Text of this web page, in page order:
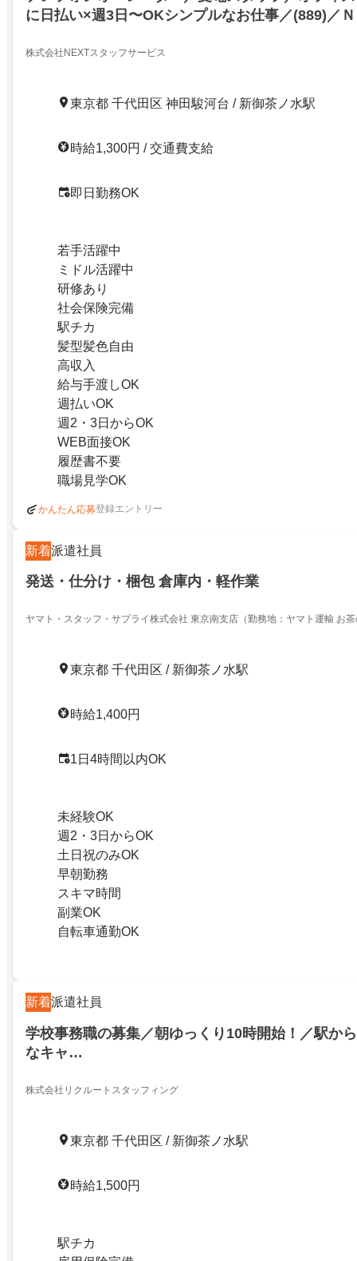
に日払い×週3日〜OKシンプルなお仕事／(889)／
株式会社NEXTスタッフサービス
東京都 千代田区 神田駿河台 / 新御茶ノ水駅
時給1,300円 / 交通費支給
即日勤務OK
若手活躍中
ミドル活躍中
研修あり
社会保険完備
駅チカ
髪型髪色自由
高収入
給与手渡しOK
週払いOK
週2・3日からOK
WEB面接OK
履歴書不要
職場見学OK
かんたん応募登録エントリー
新着派遣社員
発送・仕分け・梱包 倉庫内・軽作業
ヤマト・スタッフ・サプライ株式会社 東京南支店（勤務地：ヤマト運輸 お
東京都 千代田区 / 新御茶ノ水駅
時給1,400円
1日4時間以内OK
未経験OK
週2・3日からOK
土日祝のみOK
早朝勤務
スキマ時間
副業OK
自転車通勤OK
新着派遣社員
学校事務職の募集／朝ゆっくり10時開始！／駅か
なキャ…
株式会社リクルートスタッフィング
東京都 千代田区 / 新御茶ノ水駅
時給1,500円
駅チカ